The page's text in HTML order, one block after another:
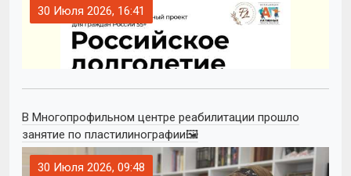
30 Июля 2026, 16:41
В Многопрофильном центре реабилитации прошло
занятие по пластилинографии🖼
30 Июля 2026, 09:48